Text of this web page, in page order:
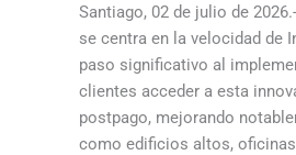
Santiago, 02 de julio de
se centra en la velocidad de
paso significativo al
clientes acceder a esta
postpago, mejorando
como edificios altos,